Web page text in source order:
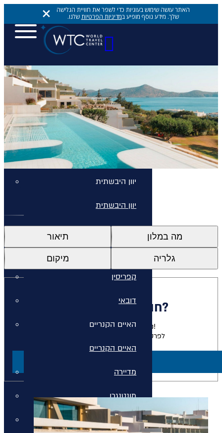
האתר עושה שימוש בעוגיות כדי לשפר את חוויית הגלישה
שלך. מידע נוסף מופיע במדיניות הפרטיותשלנו.
יעדים
יעדים
יעדים
אתונה
יוון היבשתית
יוון היבשתית
איי יוון
קפריסין
דובאי
האיים הקנריים
האיים הקנריים
מדיירה
מונטנגרו
סיישל
PORTO ELOUNDA
תיאור מה במלון
מיקום גלריה
חולמים להתארח כאן?
נשמח להגשים לכם את החלום!
לפרטים על חבילות למלון זה צרו קשר